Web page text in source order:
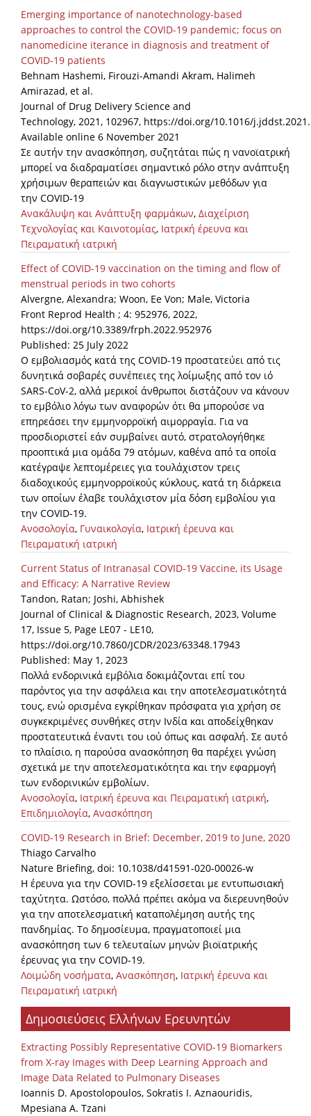
Emerging importance of nanotechnology-based
approaches to control the COVID-19 pandemic; focus on
nanomedicine iterance in diagnosis and treatment of
COVID-19 patients
Behnam Hashemi, Firouzi-Amandi Akram, Halimeh
Amirazad, et al.
Journal of Drug Delivery Science and
Technology, 2021, 102967, https://doi.org/10.1016/
Available online 6 November 2021
Σε αυτήν την ανασκόπηση, συζητάται πώς η νανοϊατρική
μπορεί να διαδραματίσει σημαντικό ρόλο στην ανάπτυξη
χρήσιμων θεραπειών και διαγνωστικών μεθόδων για
την COVID-19
Ανακάλυψη και Ανάπτυξη φαρμάκων, Διαχείριση
Τεχνολογίας και Καινοτομίας, Ιατρική έρευνα και
Πειραματική ιατρική
Effect of COVID-19 vaccination on the timing and flow of
menstrual periods in two cohorts
Alvergne, Alexandra; Woon, Ee Von; Male, Victoria
Front Reprod Health ; 4: 952976, 2022,
https://doi.org/10.3389/frph.2022.952976
Published: 25 July 2022
Ο εμβολιασμός κατά της COVID-19 προστατεύει από τις
δυνητικά σοβαρές συνέπειες της λοίμωξης από τον ιό
SARS-CoV-2, αλλά μερικοί άνθρωποι διστάζουν να κάνουν
το εμβόλιο λόγω των αναφορών ότι θα μπορούσε να
επηρεάσει την εμμηνορροϊκή αιμορραγία. Για να
προσδιοριστεί εάν συμβαίνει αυτό, στρατολογήθηκε
προοπτικά μια ομάδα 79 ατόμων, καθένα από τα οποία
κατέγραψε λεπτομέρειες για τουλάχιστον τρεις
διαδοχικούς εμμηνορροϊκούς κύκλους, κατά τη διάρκεια
των οποίων έλαβε τουλάχιστον μία δόση εμβολίου για
την COVID-19.
Ανοσολογία, Γυναικολογία, Ιατρική έρευνα και
Πειραματική ιατρική
Current Status of Intranasal COVID-19 Vaccine, its Usage
and Efficacy: A Narrative Review
Tandon, Ratan; Joshi, Abhishek
Journal of Clinical & Diagnostic Research, 2023, Volume
17, Issue 5, Page LE07 - LE10,
https://doi.org/10.7860/JCDR/2023/63348.17943
Published: May 1, 2023
Πολλά ενδορινικά εμβόλια δοκιμάζονται επί του
παρόντος για την ασφάλεια και την αποτελεσματικότητά
τους, ενώ ορισμένα εγκρίθηκαν πρόσφατα για χρήση σε
συγκεκριμένες συνθήκες στην Ινδία και αποδείχθηκαν
προστατευτικά έναντι του ιού όπως και ασφαλή. Σε αυτό
το πλαίσιο, η παρούσα ανασκόπηση θα παρέχει γνώση
σχετικά με την αποτελεσματικότητα και την εφαρμογή
των ενδορινικών εμβολίων.
Ανοσολογία, Ιατρική έρευνα και Πειραματική ιατρική,
Επιδημιολογία, Ανασκόπηση
COVID-19 Research in Brief: December, 2019 to June, 2020
Thiago Carvalho
Nature Briefing, doi: 10.1038/d41591-020-00026-w
Η έρευνα για την COVID-19 εξελίσσεται με εντυπωσιακή
ταχύτητα. Ωστόσο, πολλά πρέπει ακόμα να διερευνηθούν
για την αποτελεσματική καταπολέμηση αυτής της
πανδημίας. Το δημοσίευμα, πραγματοποιεί μια
ανασκόπηση των 6 τελευταίων μηνών βιοϊατρικής
έρευνας για την COVID-19.
Λοιμώδη νοσήματα, Ανασκόπηση, Ιατρική έρευνα και
Πειραματική ιατρική
Δημοσιεύσεις Ελλήνων Ερευνητών
Extracting Possibly Representative COVID-19 Biomarkers
from X-ray Images with Deep Learning Approach and
Image Data Related to Pulmonary Diseases
Ioannis D. Apostolopoulos, Sokratis I. Aznaouridis,
Mpesiana A. Tzani